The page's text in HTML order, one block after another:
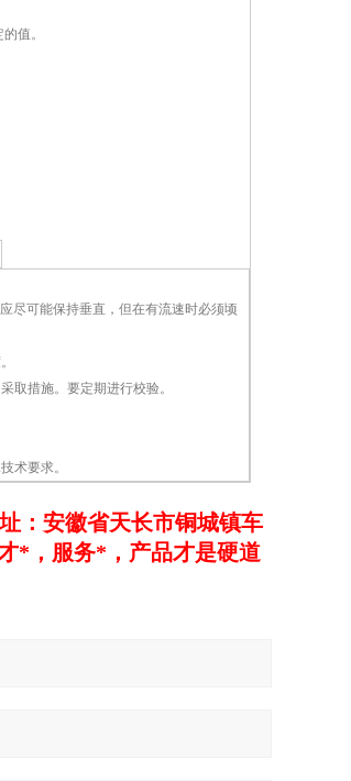
值。
尽可能保持垂直，但在有流速时必须顷
取措施。要定期进行校验。
术要求。
：安徽省天长市铜城镇车
*，服务*，产品才是硬道